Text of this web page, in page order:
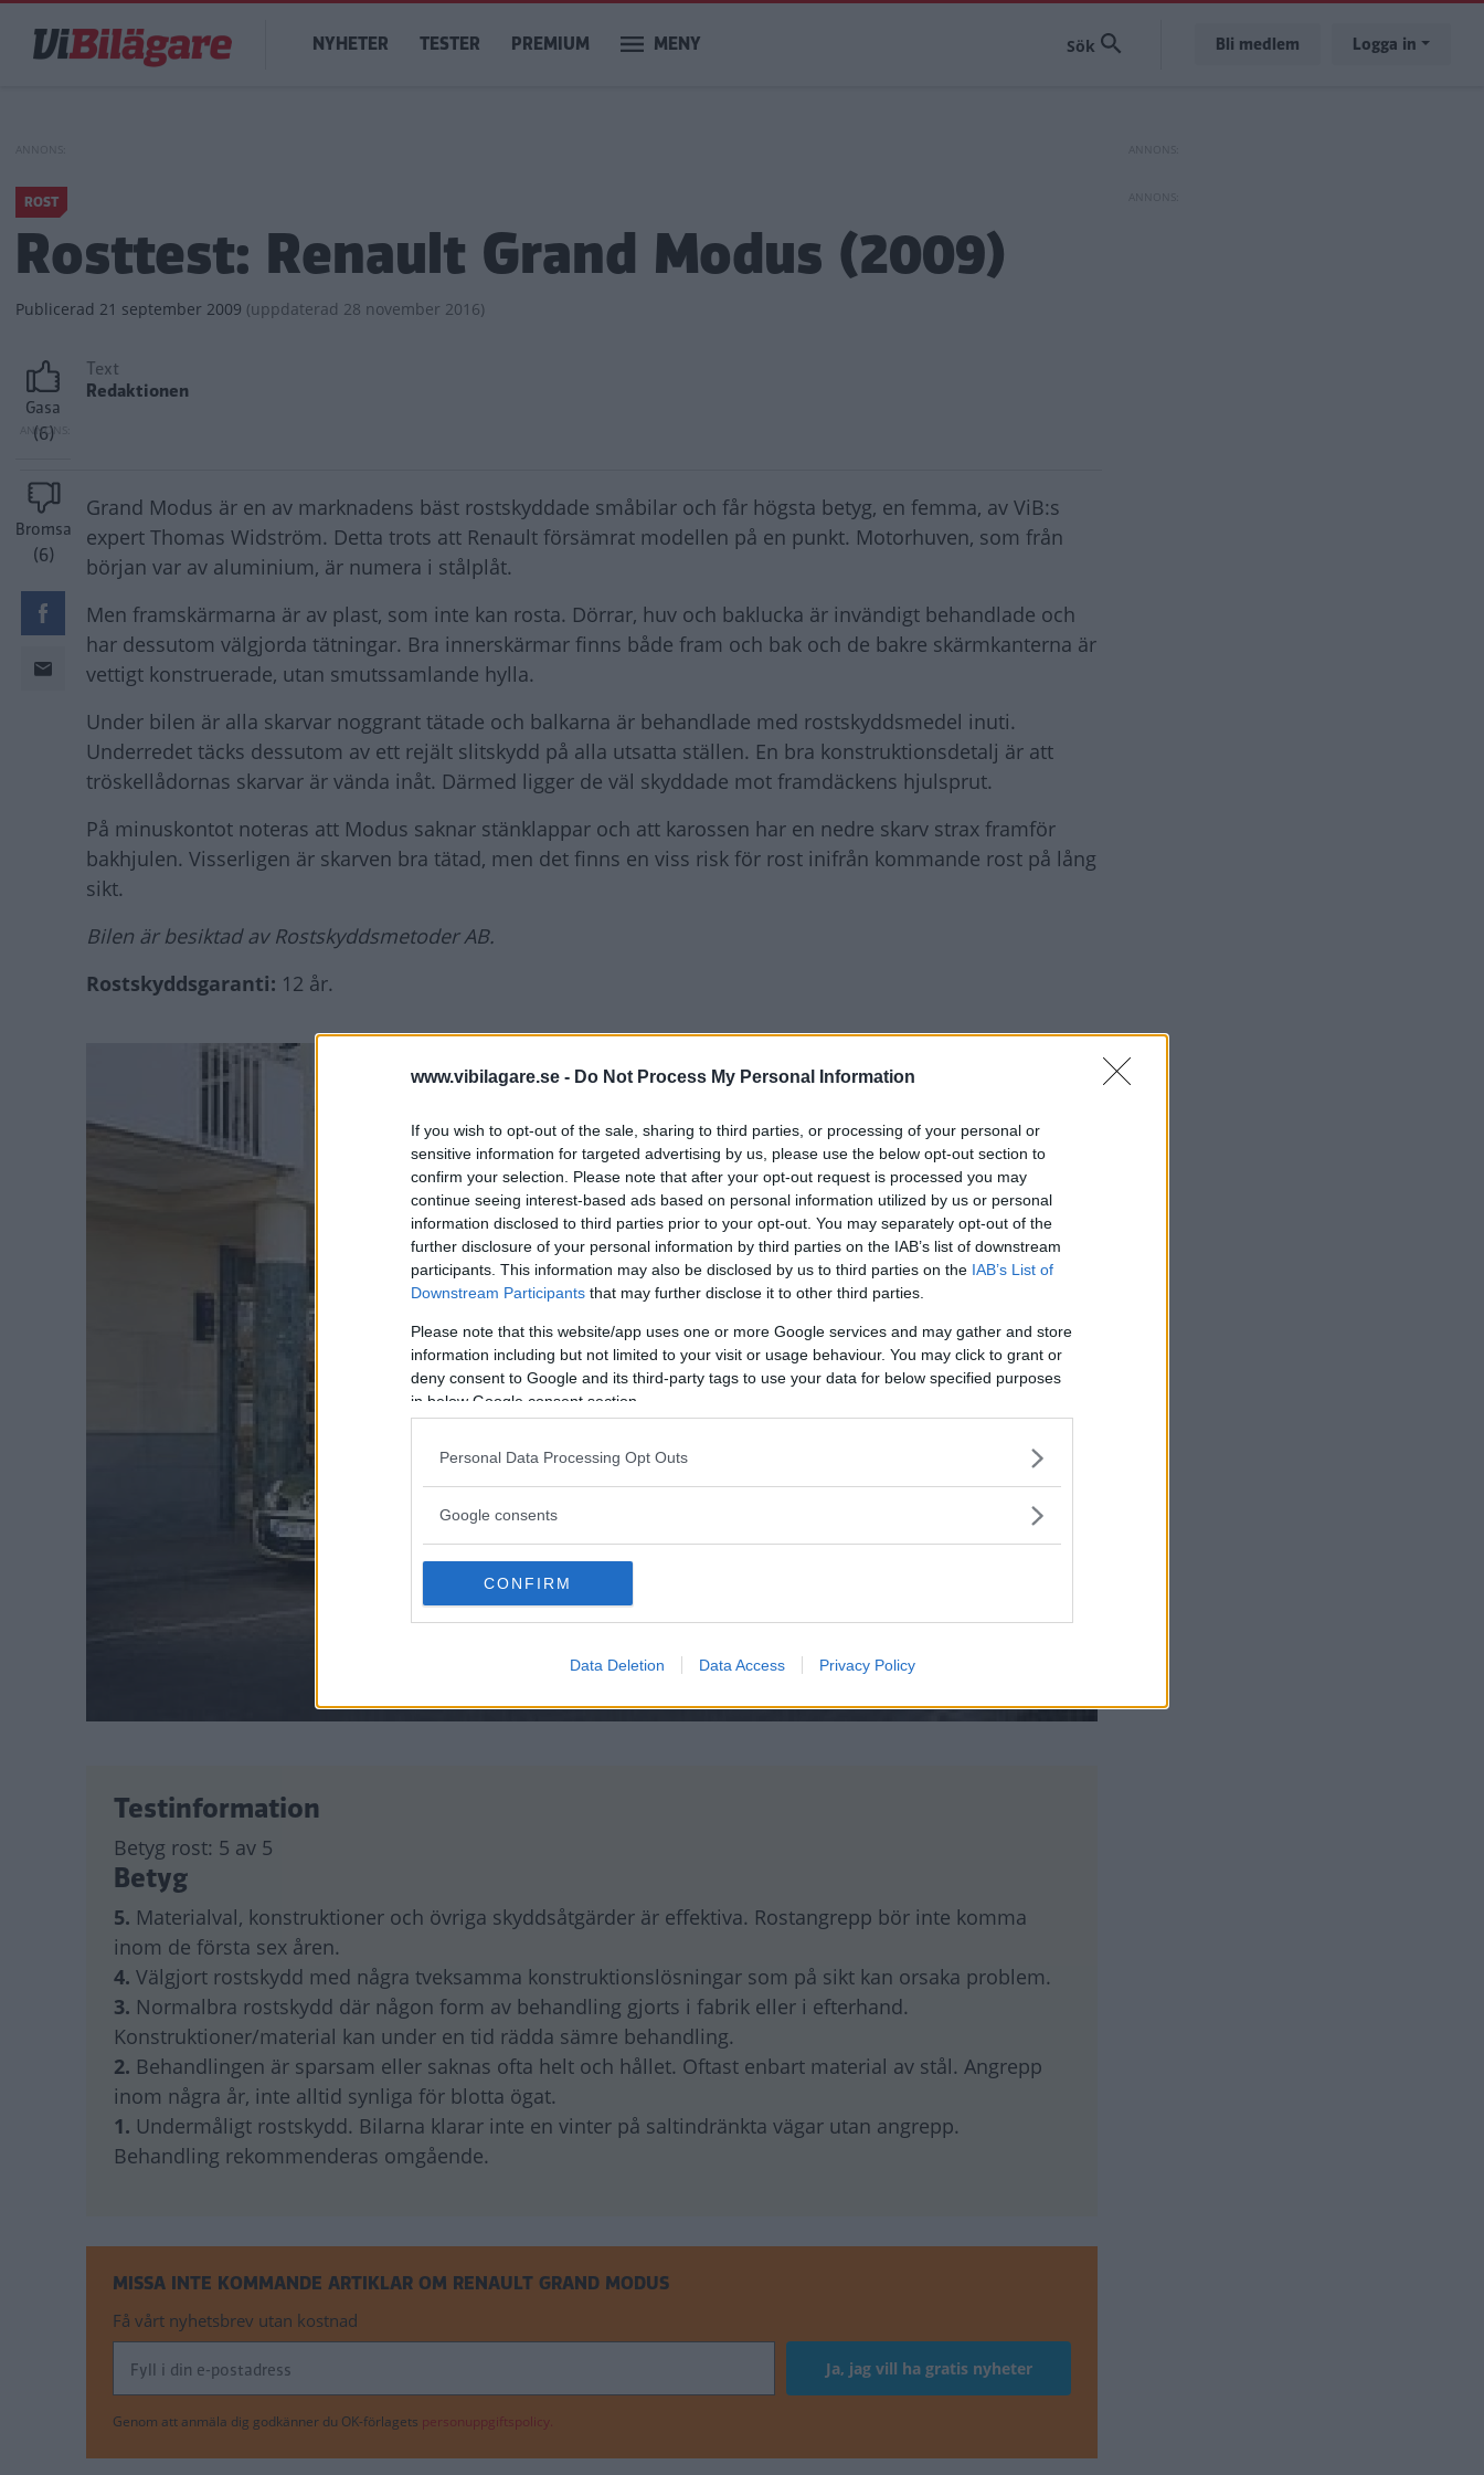
www.vibilagare.se - Do Not Process My Personal Information
If you wish to opt-out of the sale, sharing to third parties, or processing of your personal or
sensitive information for targeted advertising by us, please use the below opt-out section to
confirm your selection. Please note that after your opt-out request is processed you may
continue seeing interest-based ads based on personal information utilized by us or personal
information disclosed to third parties prior to your opt-out. You may separately opt-out of the
further disclosure of your personal information by third parties on the IAB’s list of downstream
participants. This information may also be disclosed by us to third parties on the IAB’s List of
Downstream Participants that may further disclose it to other third parties.
Please note that this website/app uses one or more Google services and may gather and store
information including but not limited to your visit or usage behaviour. You may click to grant or
deny consent to Google and its third-party tags to use your data for below specified purposes
in below Google consent section.
Personal Data Processing Opt Outs
Google consents
CONFIRM
Data Deletion Data Access Privacy Policy
huvudinnehåll
Main
navigation
NYHETER TESTER PREMIUM MENY Bli medlem Logga in
ROST
Rosttest: Renault Grand Modus (2009)
Publicerad 21 september 2009 (uppdaterad 28 november 2016)
Gasa
(6)
Bromsa
(6)
Text
Redaktionen
Grand Modus är en av marknadens bäst rostskyddade småbilar och får högsta betyg, en femma, av ViB:s
expert Thomas Widström. Detta trots att Renault försämrat modellen på en punkt. Motorhuven, som från
början var av aluminium, är numera i stålplåt.
Men framskärmarna är av plast, som inte kan rosta. Dörrar, huv och baklucka är invändigt behandlade och
har dessutom välgjorda tätningar. Bra innerskärmar finns både fram och bak och de bakre skärmkanterna är
vettigt konstruerade, utan smutssamlande hylla.
Under bilen är alla skarvar noggrant tätade och balkarna är behandlade med rostskyddsmedel inuti.
Underredet täcks dessutom av ett rejält slitskydd på alla utsatta ställen. En bra konstruktionsdetalj är att
tröskellådornas skarvar är vända inåt. Därmed ligger de väl skyddade mot framdäckens hjulsprut.
På minuskontot noteras att Modus saknar stänklappar och att karossen har en nedre skarv strax framför
bakhjulen. Visserligen är skarven bra tätad, men det finns en viss risk för rost inifrån kommande rost på lång
sikt.
Bilen är besiktad av Rostskyddsmetoder AB.
Rostskyddsgaranti: 12 år.
Testinformation
Betyg rost: 5 av 5
Betyg
5. Materialval, konstruktioner och övriga skyddsåtgärder är effektiva. Rostangrepp bör inte komma
inom de första sex åren.
4. Välgjort rostskydd med några tveksamma konstruktionslösningar som på sikt kan orsaka problem.
3. Normalbra rostskydd där någon form av behandling gjorts i fabrik eller i efterhand.
Konstruktioner/material kan under en tid rädda sämre behandling.
2. Behandlingen är sparsam eller saknas ofta helt och hållet. Oftast enbart material av stål. Angrepp
inom några år, inte alltid synliga för blotta ögat.
1. Undermåligt rostskydd. Bilarna klarar inte en vinter på saltindränkta vägar utan angrepp.
Behandling rekommenderas omgående.
MISSA INTE KOMMANDE ARTIKLAR OM RENAULT GRAND MODUS
Få vårt nyhetsbrev utan kostnad
Genom att anmäla dig godkänner du OK-förlagets personuppgiftspolicy.